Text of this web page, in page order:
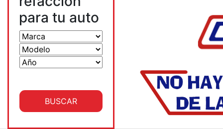
para tu auto